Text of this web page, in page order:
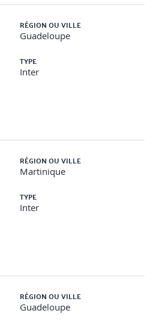
RÉGION OU VILLE
Guadeloupe
TYPE
Inter
RÉGION OU VILLE
Martinique
TYPE
Inter
RÉGION OU VILLE
Guadeloupe